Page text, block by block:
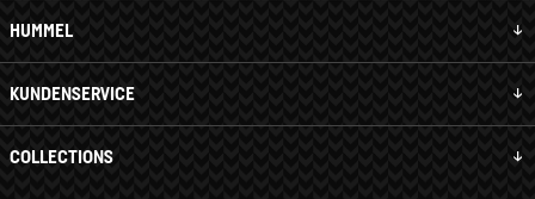
HUMMEL
KUNDENSERVICE
COLLECTIONS